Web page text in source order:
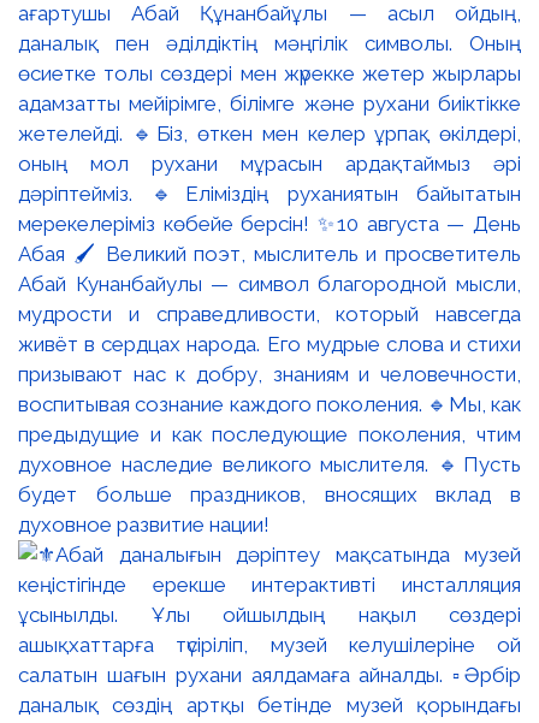
ағартушы Абай Құнанбайұлы — асыл ойдың,
даналық пен әділдіктің мәңгілік символы. Оның
өсиетке толы сөздері мен жүрекке жетер жырлары
адамзатты мейірімге, білімге және рухани биіктікке
жетелейді. 🔹Біз, өткен мен келер ұрпақ өкілдері,
оның мол рухани мұрасын ардақтаймыз әрі
дәріптейміз. 🔹Еліміздің руханиятын байытатын
мерекелеріміз көбейе берсін! ✨10 августа — День
Абая 🖌️ Великий поэт, мыслитель и просветитель
Абай Кунанбайулы — символ благородной мысли,
мудрости и справедливости, который навсегда
живёт в сердцах народа. Его мудрые слова и стихи
призывают нас к добру, знаниям и человечности,
воспитывая сознание каждого поколения. 🔹Мы, как
предыдущие и как последующие поколения, чтим
духовное наследие великого мыслителя. 🔹Пусть
будет больше праздников, вносящих вклад в
духовное развитие нации!